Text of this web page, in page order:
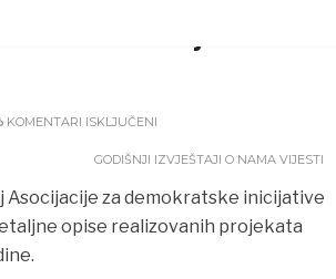
KOMENTARI ISKLJUČENI
GODIŠNJI IZVJEŠTAJI O NAMA VIJESTI
Asocijacije za demokratske inicijative
opise realizovanih projekata